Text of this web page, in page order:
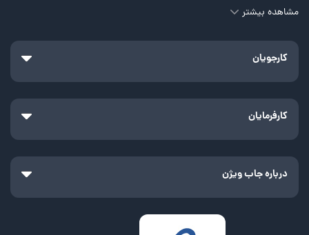
لینک‌های مرتبط
تکنسین فنی برقکار خودرو تعمیرکار تعویض روغن کارگر فنی
اپراتور دستگاه اکسترودر
تعمیرکار یخچال
تعمیرکار آسانسور
نصاب دستگاه تصفیه آب تکنسین ماشین آلات سنگین نصاب لوازم خانگی
دریل کار
دکل کار
کارشناس فنی خودرو
مدیر نگهداری و تعمیرات نصاب نصاب کرکره برقی
مشاهده بیشتر
کارجویان
کارفرمایان
درباره جاب ویژن